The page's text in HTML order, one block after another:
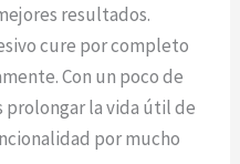
resultados.
cure por completo
Con un poco de
prolongar la vida útil de
por mucho